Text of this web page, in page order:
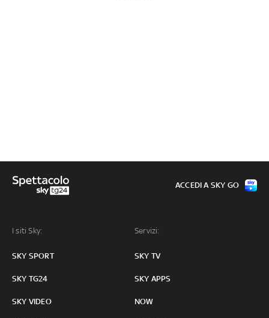
I siti Sky:
SKY SPORT
SKY TG24
SKY VIDEO
Servizi:
SKY TV
SKY APPS
NOW
ACCEDI A SKY GO